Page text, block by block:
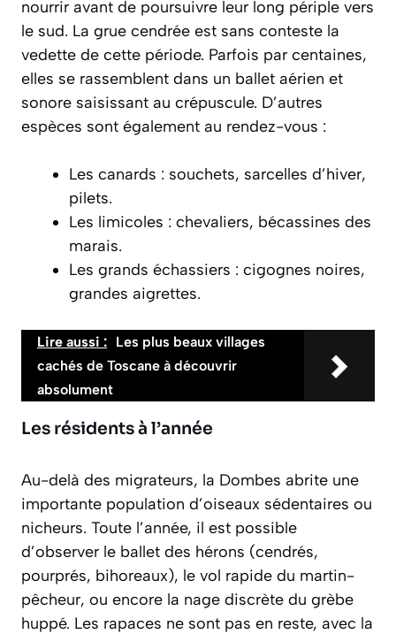
nourrir avant de poursuivre leur long périple vers
le sud. La grue cendrée est sans conteste la
vedette de cette période. Parfois par centaines,
elles se rassemblent dans un ballet aérien et
sonore saisissant au crépuscule. D’autres
espèces sont également au rendez-vous :
Les canards : souchets, sarcelles d’hiver,
pilets.
Les limicoles : chevaliers, bécassines des
marais.
Les grands échassiers : cigognes noires,
grandes aigrettes.
Lire aussi : Les plus beaux villages
cachés de Toscane à découvrir
absolument
Les résidents à l’année
Au-delà des migrateurs, la Dombes abrite une
importante population d’oiseaux sédentaires ou
nicheurs. Toute l’année, il est possible
d’observer le ballet des hérons (cendrés,
pourprés, bihoreaux), le vol rapide du martin-
pêcheur, ou encore la nage discrète du grèbe
huppé. Les rapaces ne sont pas en reste, avec la